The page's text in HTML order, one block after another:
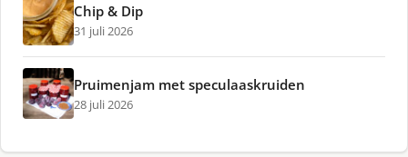
Chip & Dip
31 juli 2026
Pruimenjam met speculaaskruiden
28 juli 2026